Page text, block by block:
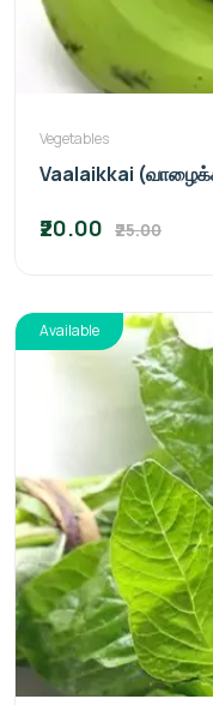
Vegetables
Vaalaikkai
₹20.00 ₹25.00
Available